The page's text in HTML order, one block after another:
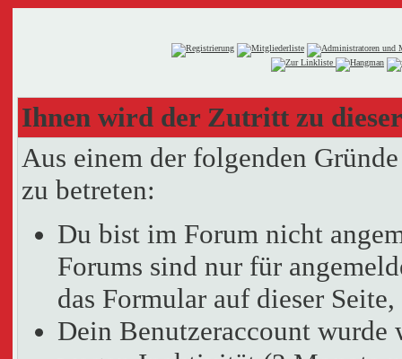
Ihnen wird der Zutritt zu
Aus einem der folgenden
zu betreten:
Du bist im Forum nicht
Forums sind nur für
das Formular auf dieser
Dein Benutzeraccount wurde